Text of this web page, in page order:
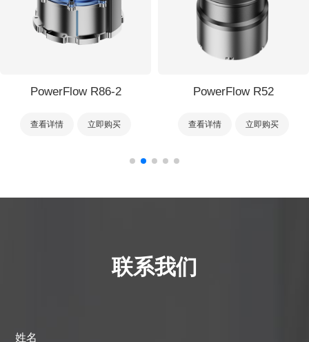
PowerFlow R52
查看详情 立即购买
PowerFlow L28
查看详情 立即购买
联系我们
姓名